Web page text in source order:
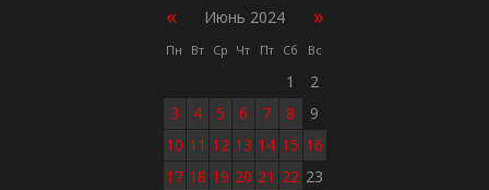
« Июнь 2024 »
Пн Вт Ср Чт Пт Сб Вс
1
2
3
4 5 6 7 8
9
10 11 12 13 14 15 16
17 18 19 20 21 22 23